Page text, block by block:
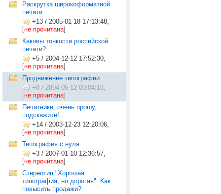
Раскрутка широкоформатной
печати
+13 / 2005-01-18 17:13:48,
[не прочитана]
Каковы тонкости российской
печати?
+5 / 2004-12-12 17:52:30,
[не прочитана]
Продвижение типографии
+8 / 2004-05-12 00:04:18,
[не прочитана]
Печатники, очень прошу,
подскажите!
+14 / 2003-12-23 12:20:06,
[не прочитана]
Типография с нуля
+3 / 2007-01-10 12:36:57,
[не прочитана]
Стереотип "Хорошая
типография, но дорогая". Как
повысить продажи?